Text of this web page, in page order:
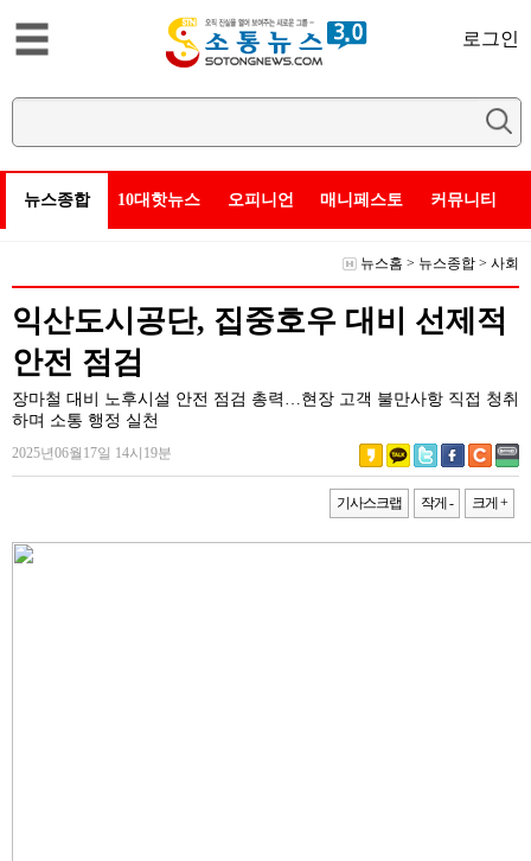
로그인
뉴스종합 10대핫뉴스 오피니언 매니페스토 커뮤니티
뉴스홈 > 뉴스종합 > 사회
익산도시공단, 집중호우 대비 선제적
안전 점검
장마철 대비 노후시설 안전 점검 총력…현장 고객 불만사항 직접 청취
하며 소통 행정 실천
2025년06월17일 14시19분
기사스크랩 작게 - 크게 +